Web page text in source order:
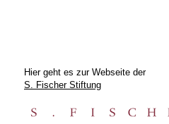
Hier geht es zur Webseite der
S. Fischer Stiftung